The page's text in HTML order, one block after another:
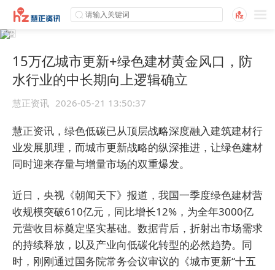
15万亿城市更新+绿色建材黄金风口，防
水行业的中长期向上逻辑确立
慧正资讯 2026-05-21 13:50:37
慧正资讯，绿色低碳已从顶层战略深度融入建筑建材行
业发展肌理，而城市更新战略的纵深推进，让绿色建材
同时迎来存量与增量市场的双重爆发。
近日，央视《朝闻天下》报道，我国一季度绿色建材营
收规模突破610亿元，同比增长12%，为全年3000亿
元营收目标奠定坚实基础。数据背后，折射出市场需求
的持续释放，以及产业向低碳化转型的必然趋势。同
时，刚刚通过国务院常务会议审议的《城市更新“十五